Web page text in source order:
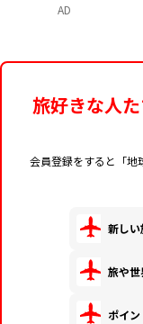
AD
旅好きな人
会員登録をすると「地
新しい
旅や世
ポイ